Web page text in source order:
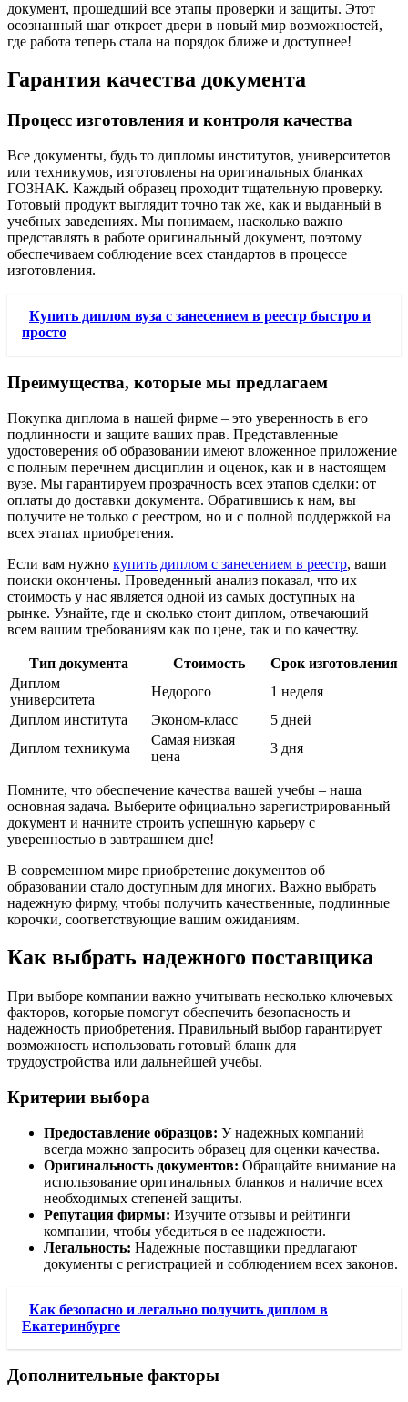
документ, прошедший все этапы проверки и защиты. Этот
осознанный шаг откроет двери в новый мир возможностей,
где работа теперь стала на порядок ближе и доступнее!
Гарантия качества документа
Процесс изготовления и контроля качества
Все документы, будь то дипломы институтов, университетов
или техникумов, изготовлены на оригинальных бланках
ГОЗНАК. Каждый образец проходит тщательную проверку.
Готовый продукт выглядит точно так же, как и выданный в
учебных заведениях. Мы понимаем, насколько важно
представлять в работе оригинальный документ, поэтому
обеспечиваем соблюдение всех стандартов в процессе
изготовления.
Купить диплом вуза с занесением в реестр быстро и
просто
Преимущества, которые мы предлагаем
Покупка диплома в нашей фирме – это уверенность в его
подлинности и защите ваших прав. Представленные
удостоверения об образовании имеют вложенное приложение
с полным перечнем дисциплин и оценок, как и в настоящем
вузе. Мы гарантируем прозрачность всех этапов сделки: от
оплаты до доставки документа. Обратившись к нам, вы
получите не только с реестром, но и с полной поддержкой на
всех этапах приобретения.
Если вам нужно купить диплом с занесением в реестр, ваши
поиски окончены. Проведенный анализ показал, что их
стоимость у нас является одной из самых доступных на
рынке. Узнайте, где и сколько стоит диплом, отвечающий
всем вашим требованиям как по цене, так и по качеству.
Тип документа Стоимость
Срок изготовления
Диплом
университета
Недорого
1 неделя
Диплом института
Эконом-класс
5 дней
Диплом техникума
Самая низкая
цена
3 дня
Помните, что обеспечение качества вашей учебы – наша
основная задача. Выберите официально зарегистрированный
документ и начните строить успешную карьеру с
уверенностью в завтрашнем дне!
В современном мире приобретение документов об
образовании стало доступным для многих. Важно выбрать
надежную фирму, чтобы получить качественные, подлинные
корочки, соответствующие вашим ожиданиям.
Как выбрать надежного поставщика
При выборе компании важно учитывать несколько ключевых
факторов, которые помогут обеспечить безопасность и
надежность приобретения. Правильный выбор гарантирует
возможность использовать готовый бланк для
трудоустройства или дальнейшей учебы.
Критерии выбора
Предоставление образцов: У надежных компаний
всегда можно запросить образец для оценки качества.
Оригинальность документов: Обращайте внимание на
использование оригинальных бланков и наличие всех
необходимых степеней защиты.
Репутация фирмы: Изучите отзывы и рейтинги
компании, чтобы убедиться в ее надежности.
Легальность: Надежные поставщики предлагают
документы с регистрацией и соблюдением всех законов.
Как безопасно и легально получить диплом в
Екатеринбурге
Дополнительные факторы